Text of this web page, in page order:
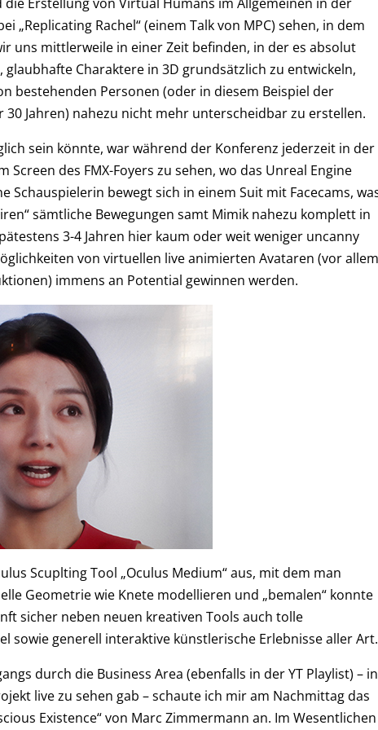
„Replicating Rachel“ (einem Talk von MPC) sehen, in dem
uns mittlerweile in einer Zeit befinden, in der es absolut
Charaktere in 3D grundsätzlich zu entwickeln,
bestehenden Personen (oder in diesem Beispiel der
30 Jahren) nahezu nicht mehr unterscheidbar zu erstellen.
sein könnte, war während der Konferenz jederzeit in der
Screen des FMX-Foyers zu sehen, wo das Unreal Engine
Schauspielerin bewegt sich in einem Suit mit Facecams,
sämtliche Bewegungen samt Mimik nahezu komplett in
3-4 Jahren hier kaum oder weit weniger uncanny
von virtuellen live animierten Avataren (vor
immens an Potential gewinnen werden.
Scuplting Tool „Oculus Medium“ aus, mit dem man
Geometrie wie Knete modellieren und „bemalen“ konnte
sicher neben neuen kreativen Tools auch tolle
sowie generell interaktive künstlerische Erlebnisse aller Art.
durch die Business Area (ebenfalls in der YT Playlist) – in
live zu sehen gab – schaute ich mir am Nachmittag das
Existence“ von Marc Zimmermann an. Im Wesentlichen